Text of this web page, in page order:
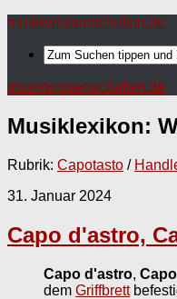
musikwissenschaften.de
musikwissenschaften.de
Musiklexikon:
Rubrik: Capotasto /
31. Januar 2024
Capo d'astro,
Capo d'astro,
dem Griffbrett